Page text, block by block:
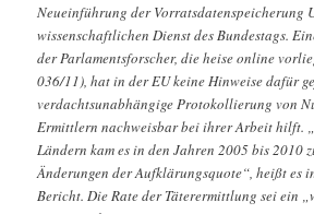
Neueinführung der Vorratsdatenspeicherung
wissenschaftlichen Dienst des Bundestags.
der Parlamentsforscher, die heise online
036/11), hat in der EU keine Hinweise dafür
verdachtsunabhängige Protokollierung von
Ermittlern nachweisbar bei ihrer Arbeit hilft.
Ländern kam es in den Jahren 2005 bis 2010
Änderungen der Aufklärungsquote“, heißt es
Bericht. Die Rate der Täterermittlung sei ein